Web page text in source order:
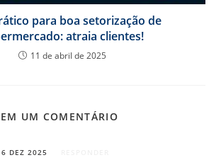
para boa setorização de
atraia clientes!
11 de abril de 2025
UM COMENTÁRIO
DEZ 2025